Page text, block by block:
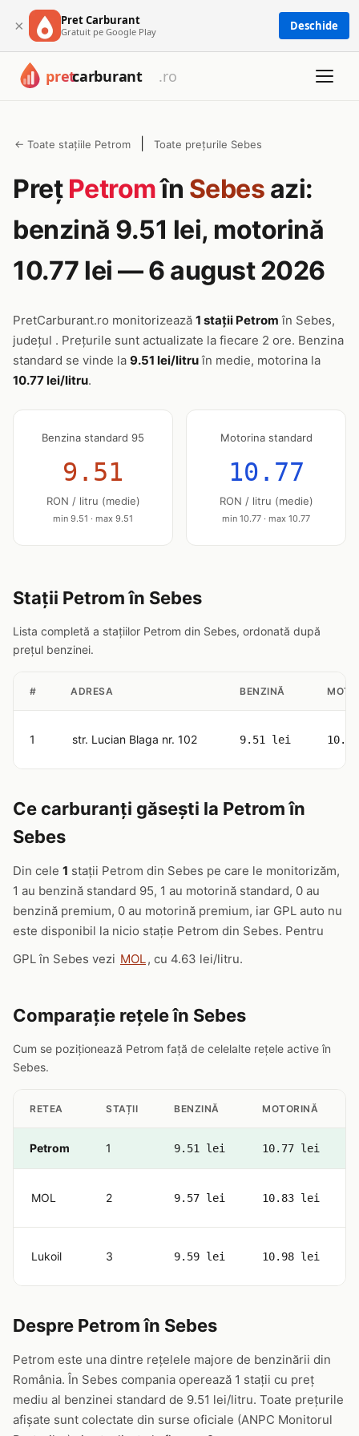
× Pret Carburant
Gratuit pe Google Play Deschide
← Toate stațiile Petrom Toate prețurile Sebes
Preț Petromîn Sebes azi:
benzină 9.51 lei, motorină
10.77 lei — 6 august 2026
PretCarburant.ro monitorizează 1 stații Petrom în Sebes,
județul . Prețurile sunt actualizate la fiecare 2 ore. Benzina
standard se vinde la 9.51 lei/litruîn medie, motorina la
10.77 lei/litru.
Benzina standard 95
9.51
RON / litru (medie)
min 9.51 · max 9.51
Motorina standard
10.77
RON / litru (medie)
min 10.77 · max 10.77
Stații Petrom în Sebes
Lista completă a stațiilor Petrom din Sebes, ordonată după
prețul benzinei.
# ADRESA BENZINĂ
1 str. Lucian Blaga nr. 102 9.51 lei
Ce carburanți găsești la Petrom în
Sebes
Din cele 1 stații Petrom din Sebes pe care le monitorizăm,
1 au benzină standard 95, 1 au motorină standard, 0 au
benzină premium, 0 au motorină premium, iar GPL auto nu
este disponibil la nicio stație Petrom din Sebes. Pentru
GPL în Sebes vezi MOL, cu 4.63 lei/litru.
Comparație rețele în Sebes
Cum se poziționează Petrom față de celelalte rețele active în
Sebes.
RETEA STAȚII BENZINĂ MOTORINĂ
Petrom 1 9.51 lei 10.77 lei
MOL 2 9.57 lei 10.83 lei
Lukoil 3 9.59 lei 10.98 lei
Despre Petrom în Sebes
Petrom este una dintre rețelele majore de benzinării din
România. În Sebes compania operează 1 stații cu preț
mediu al benzinei standard de 9.51 lei/litru. Toate prețurile
afișate sunt colectate din surse oficiale (ANPC Monitorul